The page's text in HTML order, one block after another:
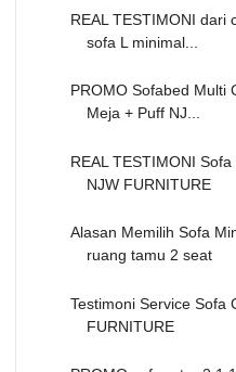
REAL TESTIMONI dari
sofa L minimal...
PROMO Sofabed Multi
Meja + Puff NJ...
REAL TESTIMONI
NJW FURNITURE
Alasan Memilih Sofa
ruang tamu 2 seat
Testimoni Service Sofa
FURNITURE